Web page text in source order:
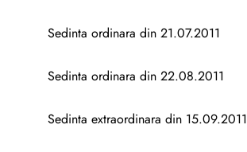
Sedinta ordinara din 21.07.2011
Sedinta ordinara din 22.08.2011
Sedinta extraordinara din 15.09.2011